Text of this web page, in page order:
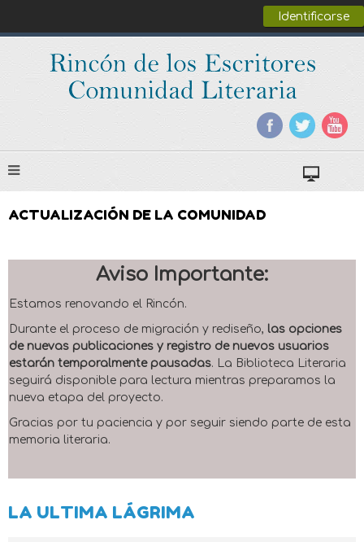
Identificarse
ACTUALIZACIÓN DE LA COMUNIDAD
Aviso Importante:
Estamos renovando el Rincón.
Durante el proceso de migración y rediseño, las opciones
de nuevas publicaciones y registro de nuevos usuarios
estarán temporalmente pausadas. La Biblioteca Literaria
seguirá disponible para lectura mientras preparamos la
nueva etapa del proyecto.
Gracias por tu paciencia y por seguir siendo parte de esta
memoria literaria.
LA ULTIMA LÁGRIMA